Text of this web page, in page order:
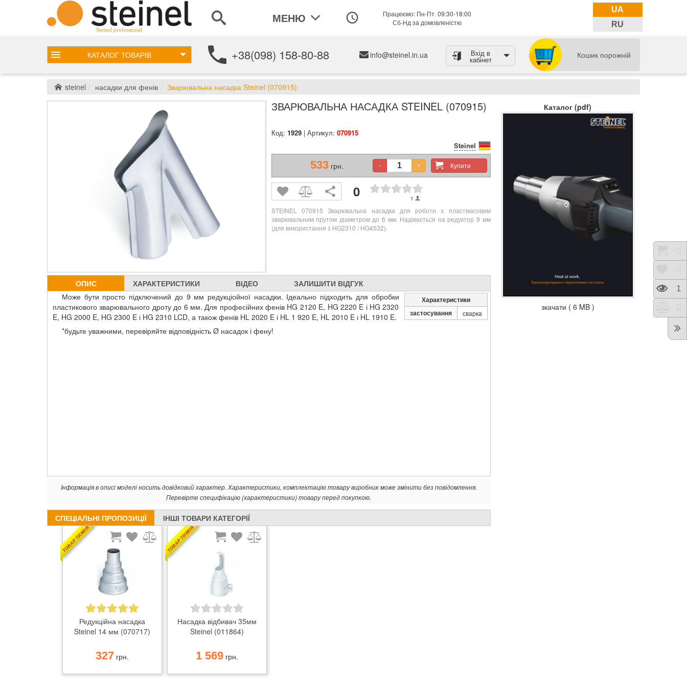
Steinel professional
МЕНЮ
Працюємо: Пн-Пт. 09:30-18:00
Сб-Нд за домовленістю
UA
RU
КАТАЛОГ ТОВАРІВ +38(098) 158-80-88 info@steinel.in.ua Вхід в
кабінет Кошик порожній
steinel насадки для фенів Зварювальна насадка Steinel (070915)
ЗВАРЮВАЛЬНА НАСАДКА STEINEL (070915)
Код: 1929| Артикул: 070915
Steinel
533 грн. Купити
- +
0 1
STEINEL 070915 Зварювальна насадка для роботи з пластмасовим
зварювальним прутом діаметром до 6 мм. Надівається на редуктор 9 мм
(для використання з HG2310 / HG4532).
ОПИС ХАРАКТЕРИСТИКИ ВІДЕО ЗАЛИШИТИ ВІДГУК
Характеристики
застосування
сварка
Може бути просто підключений до 9 мм редукціойної насадки. Ідеально підходить для обробки
пластикового зварювального дроту до 6 мм. Для професійних фенів HG 2120 E, HG 2220 E і HG 2320
E, HG 2000 E, HG 2300 E і HG 2310 LCD, а також фенів HL 2020 E і HL 1 920 E, HL 2010 E і HL 1910 E.
*будьте уважними, перевіряйте відповідність Ø насадок і фену!
Інформація в описі моделі носить довідковий характер. Характеристики, комплектацію товару виробник може змінити без повідомлення.
Перевірте специфікацію (характеристики) товару перед покупкою.
СПЕЦІАЛЬНІ ПРОПОЗИЦІЇ ІНШІ ТОВАРИ КАТЕГОРІЇ
ТОВАР ТИЖНЯ
Редукційна насадка
Steinel 14 мм (070717)
327 грн.
ТОВАР ТИЖНЯ
Насадка відбивач 35мм
Steinel (011864)
1 569 грн.
Каталог (pdf)
зкачати ( 6 MB )
1